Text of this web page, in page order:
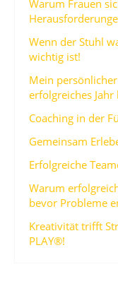
Warum Frauen
Wenn der Stuhl
wichtig ist!
Mein
erfolgreiches
Coaching in der
Gemeinsam
Erfolgreiche
Warum
bevor Probleme
Kreativität trifft
PLAY®!